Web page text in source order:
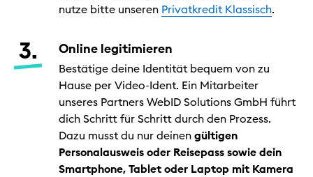
nutze bitte unseren Privatkredit Klassisch.
Online legitimieren
Bestätige deine Identität bequem von zu
Hause per Video-Ident. Ein Mitarbeiter
unseres Partners WebID Solutions GmbH führt
dich Schritt für Schritt durch den Prozess.
Dazu musst du nur deinen gültigen
Personalausweis oder Reisepass sowie dein
Smartphone, Tablet oder Laptop mit Kamera